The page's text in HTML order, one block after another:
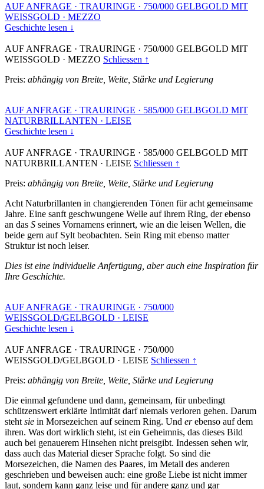
AUF ANFRAGE · TRAURINGE · 750/000 GELBGOLD MIT
WEISSGOLD · MEZZO
Geschichte lesen ↓
AUF ANFRAGE · TRAURINGE · 750/000 GELBGOLD MIT
WEISSGOLD · MEZZO Schliessen ↑
Preis: abhängig von Breite, Weite, Stärke und Legierung
AUF ANFRAGE · TRAURINGE · 585/000 GELBGOLD MIT
NATURBRILLANTEN · LEISE
Geschichte lesen ↓
AUF ANFRAGE · TRAURINGE · 585/000 GELBGOLD MIT
NATURBRILLANTEN · LEISE Schliessen ↑
Preis: abhängig von Breite, Weite, Stärke und Legierung
Acht Naturbrillanten in changierenden Tönen für acht gemeinsame
Jahre. Eine sanft geschwungene Welle auf ihrem Ring, der ebenso
an das S seines Vornamens erinnert, wie an die leisen Wellen, die
beide gern auf Sylt beobachten. Sein Ring mit ebenso matter
Struktur ist noch leiser.
Dies ist eine individuelle Anfertigung, aber auch eine Inspiration für
Ihre Geschichte.
AUF ANFRAGE · TRAURINGE · 750/000
WEISSGOLD/GELBGOLD · LEISE
Geschichte lesen ↓
AUF ANFRAGE · TRAURINGE · 750/000
WEISSGOLD/GELBGOLD · LEISE Schliessen ↑
Preis: abhängig von Breite, Weite, Stärke und Legierung
Die einmal gefundene und dann, gemeinsam, für unbedingt
schützenswert erklärte Intimität darf niemals verloren gehen. Darum
steht sie in Morsezeichen auf seinem Ring. Und erebenso auf dem
ihren. Was dort wirklich steht, ist ein Geheimnis, das dieses Bild
auch bei genauerem Hinsehen nicht preisgibt. Indessen sehen wir,
dass auch das Material dieser Sprache folgt. So sind die
Morsezeichen, die Namen des Paares, im Metall des anderen
geschrieben und beweisen auch: eine große Liebe ist nicht immer
laut, sondern kann ganz leise und für andere ganz und gar